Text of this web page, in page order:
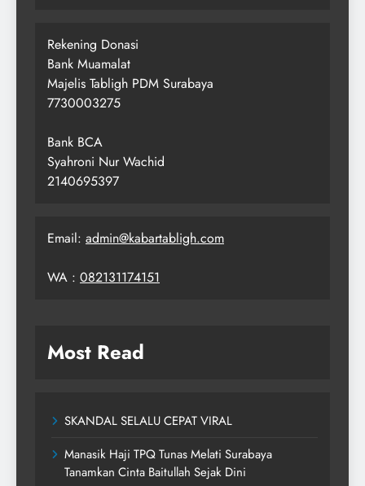
Rekening Donasi
Bank Muamalat
Majelis Tabligh PDM Surabaya
7730003275
Bank BCA
Syahroni Nur Wachid
2140695397
Email: admin@kabartabligh.com
WA : 082131174151
Most Read
SKANDAL SELALU CEPAT VIRAL
Manasik Haji TPQ Tunas Melati Surabaya
Tanamkan Cinta Baitullah Sejak Dini